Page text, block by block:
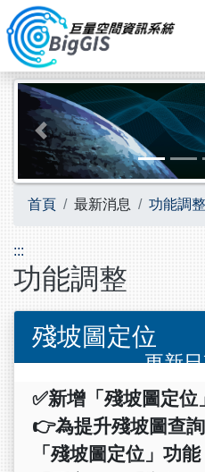
跳到主要內容
Previous
首頁 最新消息 功能調整
:::
功能調整
殘坡圖定位
更新
✅新增「殘坡圖定位
👉為提升殘坡圖查詢
「殘坡圖定位」功